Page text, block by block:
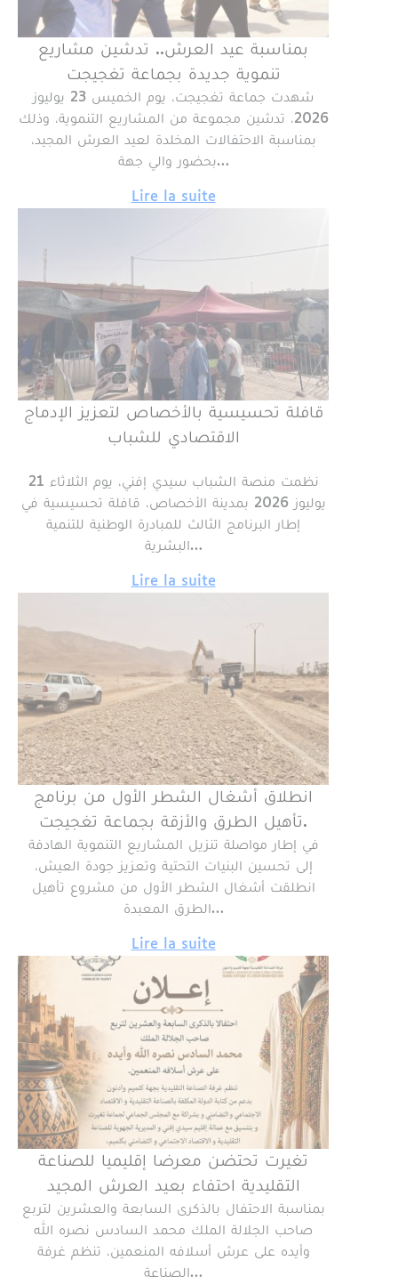
بمناسبة عيد العرش.. تدشين مشاريع
تنموية جديدة بجماعة تغجيجت
شهدت جماعة تغجيجت، يوم الخميس 23 يوليوز
2026، تدشين مجموعة من المشاريع التنموية، وذلك
بمناسبة الاحتفالات المخلدة لعيد العرش المجيد،
بحضور والي جهة…
Lire la suite
قافلة تحسيسية بالأخصاص لتعزيز الإدماج
الاقتصادي للشباب
نظمت منصة الشباب سيدي إفني، يوم الثلاثاء 21
يوليوز 2026 بمدينة الأخصاص، قافلة تحسيسية في
إطار البرنامج الثالث للمبادرة الوطنية للتنمية
البشرية…
Lire la suite
انطلاق أشغال الشطر الأول من برنامج
تأهيل الطرق والأزقة بجماعة تغجيجت.
في إطار مواصلة تنزيل المشاريع التنموية الهادفة
إلى تحسين البنيات التحتية وتعزيز جودة العيش،
انطلقت أشغال الشطر الأول من مشروع تأهيل
الطرق المعبدة…
Lire la suite
تغيرت تحتضن معرضا إقليميا للصناعة
التقليدية احتفاء بعيد العرش المجيد
بمناسبة الاحتفال بالذكرى السابعة والعشرين لتربع
صاحب الجلالة الملك محمد السادس نصره الله
وأيده على عرش أسلافه المنعمين، تنظم غرفة
الصناعة…